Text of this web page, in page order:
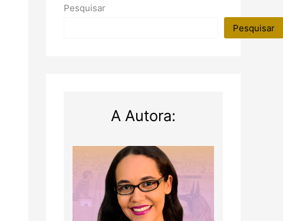
Pesquisar
Pesquisar
A Autora: